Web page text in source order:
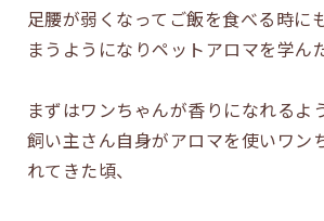
足腰が弱くなってご飯を食べる時に
まうようになりペットアロマを学ん
まずはワンちゃんが香りになれるよ
飼い主さん自身がアロマを使いワン
れてきた頃、